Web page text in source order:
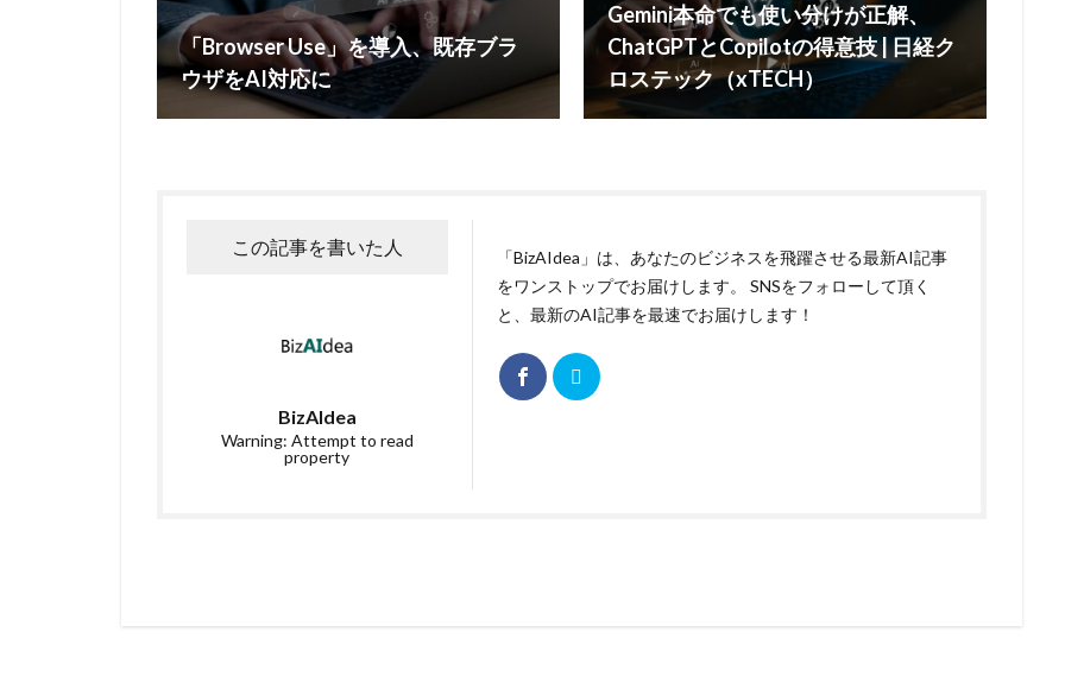
「Browser Use」を導入、既存ブラ
ウザをAI対応に
Gemini本命でも使い分けが正解、
ChatGPTとCopilotの得意技 | 日経ク
ロステック（xTECH）
この記事を書いた人
BizAIdea
Warning: Attempt to read
property
「BizAIdea」は、あなたのビジネスを飛躍させる最新AI記事
をワンストップでお届けします。 SNSをフォローして頂く
と、最新のAI記事を最速でお届けします！